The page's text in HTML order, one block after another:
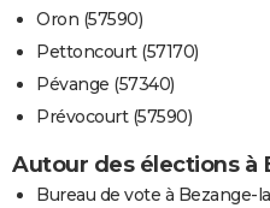
Oron (57590)
Pettoncourt (57170)
Pévange (57340)
Prévocourt (57590)
Autour des élections à
Bureau de vote à Bezange-